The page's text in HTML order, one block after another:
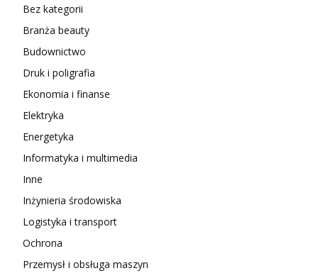
Bez kategorii
Branża beauty
Budownictwo
Druk i poligrafia
Ekonomia i finanse
Elektryka
Energetyka
Informatyka i multimedia
Inne
Inżynieria środowiska
Logistyka i transport
Ochrona
Przemysł i obsługa maszyn